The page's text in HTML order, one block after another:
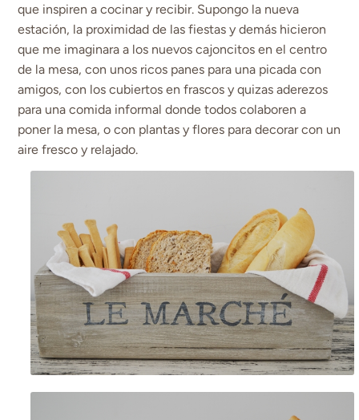
que inspiren a cocinar y recibir. Supongo la nueva
estación, la proximidad de las fiestas y demás hicieron
que me imaginara a los nuevos cajoncitos en el centro
de la mesa, con unos ricos panes para una picada con
amigos, con los cubiertos en frascos y quizas aderezos
para una comida informal donde todos colaboren a
poner la mesa, o con plantas y flores para decorar con un
aire fresco y relajado.